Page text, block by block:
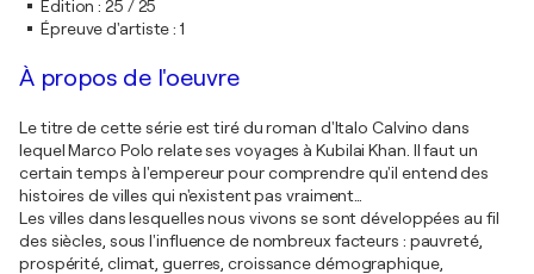
Edition : 25 / 25
Épreuve d'artiste:1
À propos de l'oeuvre
Le titre de cette série est tiré du roman d'Italo Calvino dans
lequel Marco Polo relate ses voyages à Kubilai Khan. Il faut un
certain temps à l'empereur pour comprendre qu'il entend des
histoires de villes qui n'existent pas vraiment…
Les villes dans lesquelles nous vivons se sont développées au fil
des siècles, sous l'influence de nombreux facteurs : pauvreté,
prospérité, climat, guerres, croissance démographique,